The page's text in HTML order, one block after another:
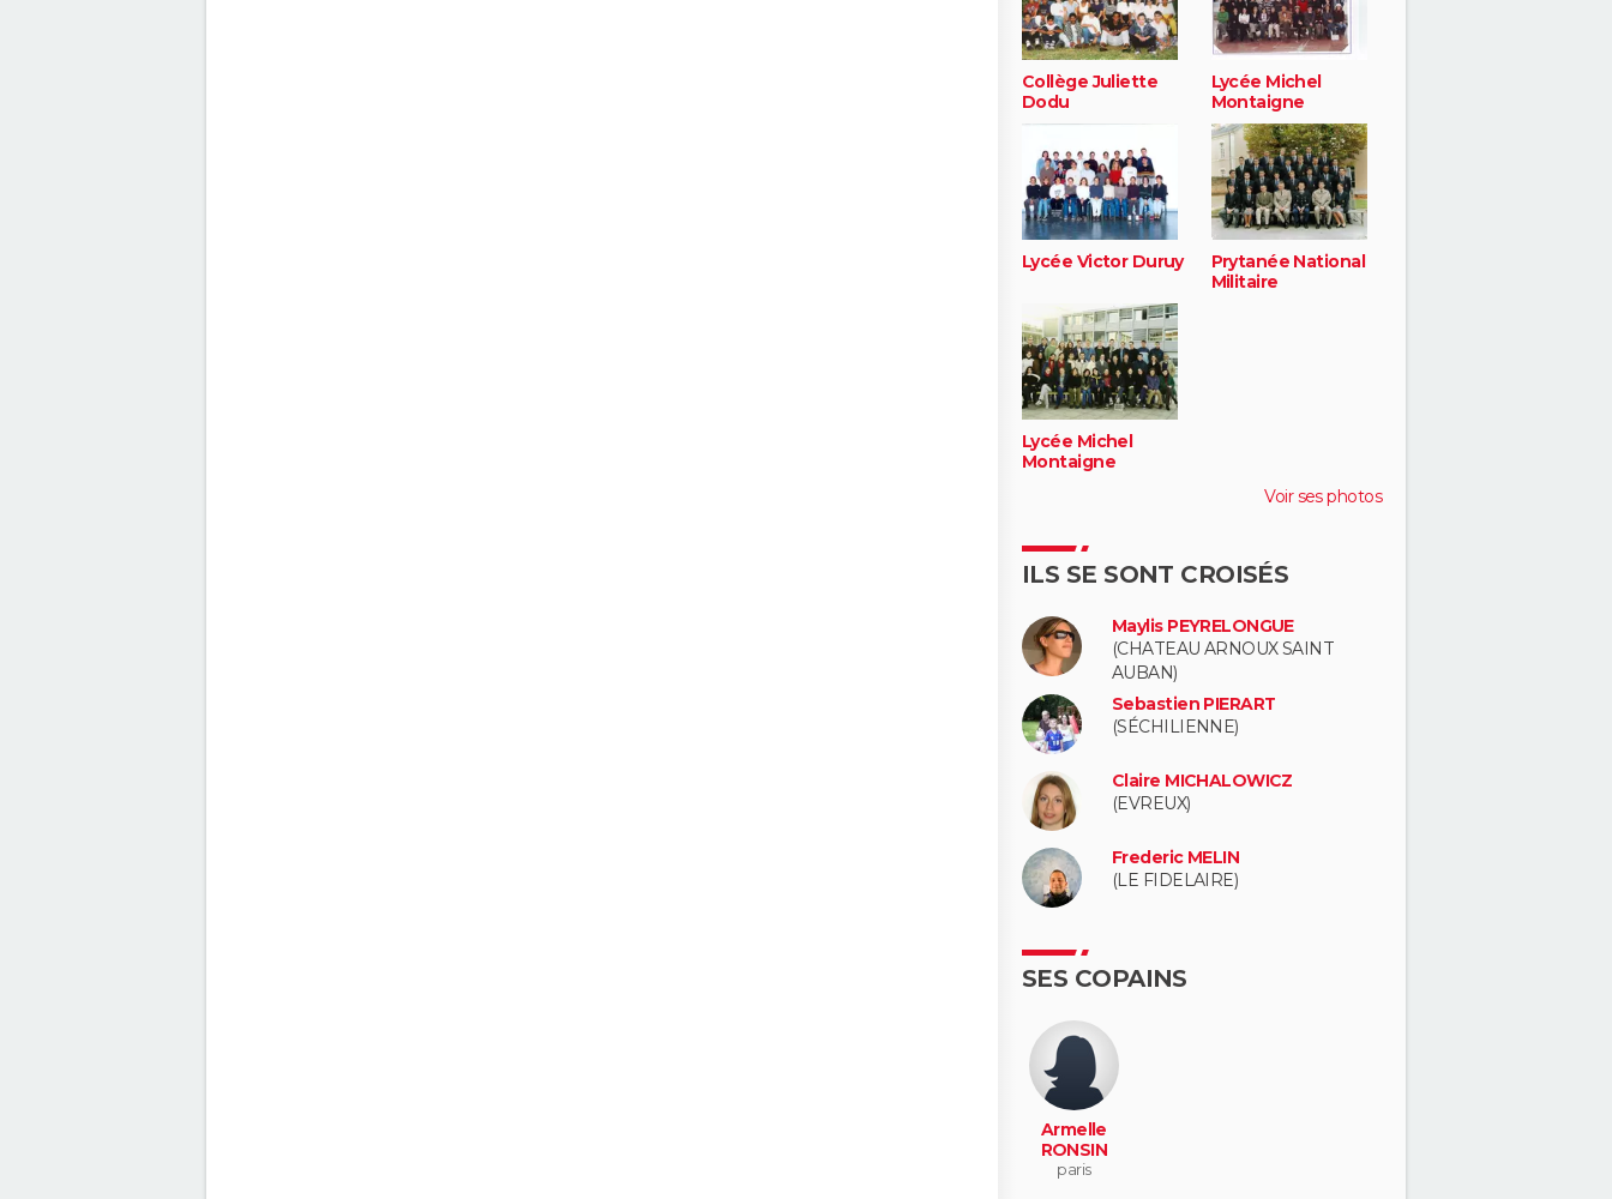
Collège Juliette
Dodu
Lycée Michel
Montaigne
Lycée Victor Duruy
Prytanée National
Militaire
Lycée Michel
Montaigne
Voir ses photos
ILS SE SONT CROISÉS
Maylis PEYRELONGUE
(CHATEAU ARNOUX SAINT
AUBAN)
Sebastien PIERART
(SÉCHILIENNE)
Claire MICHALOWICZ
(EVREUX)
Frederic MELIN
(LE FIDELAIRE)
SES COPAINS
Armelle
RONSIN
paris